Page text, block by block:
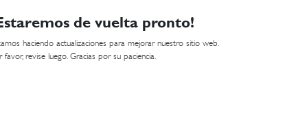
de vuelta pronto!
haciendo actualizaciones para mejorar nuestro sitio web.
favor, revise luego. Gracias por su paciencia.